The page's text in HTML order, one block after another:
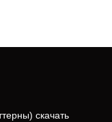
скачать